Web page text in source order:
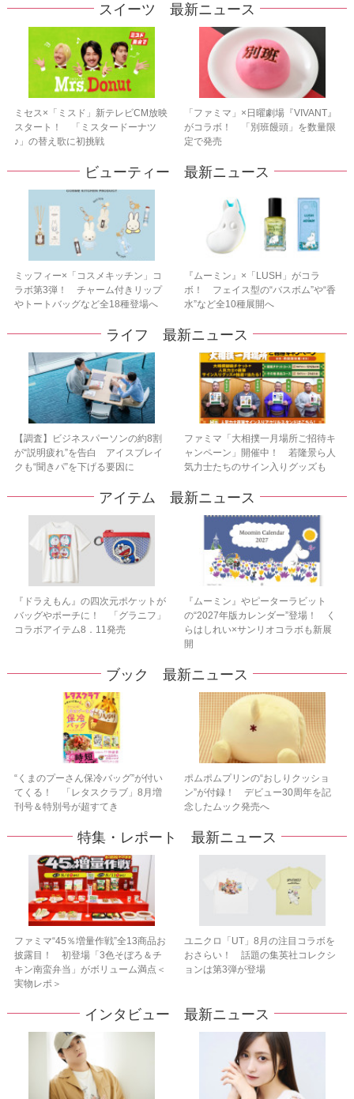
スイーツ 最新ニュース
ミセス×「ミスド」新テレビCM放映
スタート！ 「ミスタードーナツ
♪」の替え歌に初挑戦
「ファミマ」×日曜劇場『VIVANT』
がコラボ！ 「別班饅頭」を数量限
定で発売
ビューティー 最新ニュース
ミッフィー×「コスメキッチン」コ
ラボ第3弾！ チャーム付きリップ
やトートバッグなど全18種登場へ
『ムーミン』×「LUSH」がコラ
ボ！ フェイス型の“バスボム”や“香
水”など全10種展開へ
ライフ 最新ニュース
【調査】ビジネスパーソンの約8割
が“説明疲れ”を告白 アイスブレイ
クも“聞きパ”を下げる要因に
ファミマ「大相撲一月場所ご招待キ
ャンペーン」開催中！ 若隆景ら人
気力士たちのサイン入りグッズも
アイテム 最新ニュース
『ドラえもん』の四次元ポケットが
バッグやポーチに！ 「グラニフ」
コラボアイテム8．11発売
『ムーミン』やピーターラビット
の“2027年版カレンダー”登場！ く
らはしれい×サンリオコラボも新展
開
ブック 最新ニュース
“くまのプーさん保冷バッグ”が付い
てくる！ 「レタスクラブ」8月増
刊号＆特別号が超すてき
ポムポムプリンの“おしりクッショ
ン”が付録！ デビュー30周年を記
念したムック発売へ
特集・レポート 最新ニュース
ファミマ“45％増量作戦”全13商品お
披露目！ 初登場「3色そぼろ＆チ
キン南蛮弁当」がボリューム満点＜
実物レポ＞
ユニクロ「UT」8月の注目コラボを
おさらい！ 話題の集英社コレクシ
ョンは第3弾が登場
インタビュー 最新ニュース